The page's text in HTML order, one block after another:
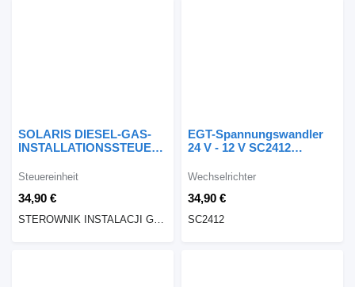
SOLARIS DIESEL-GAS-
INSTALLATIONSSTEUERUNG
Steuereinheit
34,90 €
Steuereinheit
STEROWNIK INSTALACJI GAZOWEJ SOLARIS DIESEL
EGT-Spannungswandler
24 V - 12 V SC2412
34,90 €
Wechselrichter
SC2412